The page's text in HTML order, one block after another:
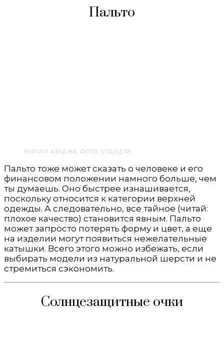
Пальто
НИЛАМ АХУДЖА. ФОТО: СОЦСЕТИ
Пальто тоже может сказать о человеке и его
финансовом положении намного больше, чем
ты думаешь. Оно быстрее изнашивается,
поскольку относится к категории верхней
одежды. А следовательно, все тайное (читай:
плохое качество) становится явным. Пальто
может запросто потерять форму и цвет, а еще
на изделии могут появиться нежелательные
катышки. Всего этого можно избежать, если
выбирать модели из натуральной шерсти и не
стремиться сэкономить.
Солнцезащитные очки